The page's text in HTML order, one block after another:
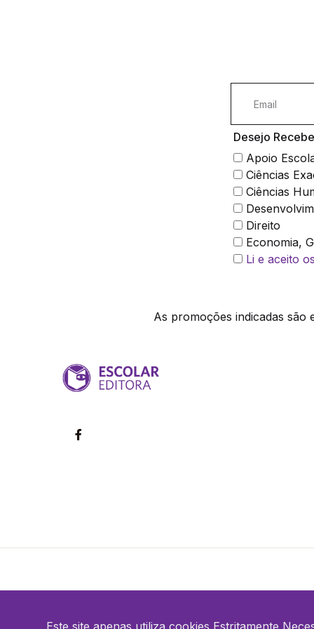
Este site apenas utiliza cookies Estritamente
Desejo
Apoio
Ciências
Ciências
Direito
Economia,
Li e aceito
As promoções indicadas são